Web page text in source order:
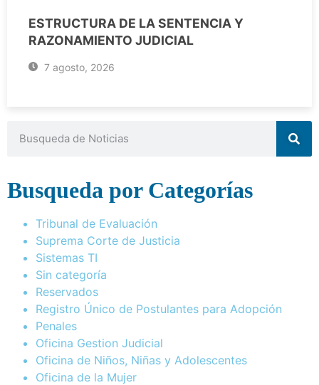
ESTRUCTURA DE LA SENTENCIA Y
RAZONAMIENTO JUDICIAL
7 agosto, 2026
Busqueda por Categorías
Tribunal de Evaluación
Suprema Corte de Justicia
Sistemas TI
Sin categoría
Reservados
Registro Único de Postulantes para Adopción
Penales
Oficina Gestion Judicial
Oficina de Niños, Niñas y Adolescentes
Oficina de la Mujer